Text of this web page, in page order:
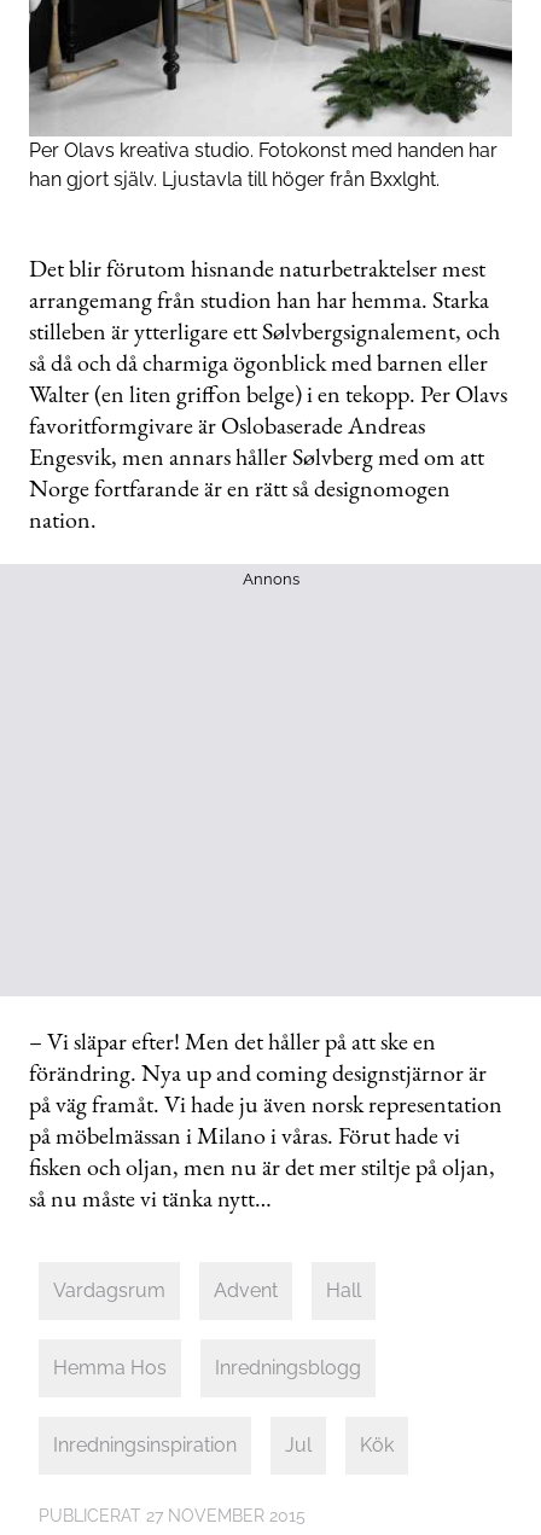
Per Olavs kreativa studio. Fotokonst med handen har
han gjort själv. Ljustavla till höger från Bxxlght.
Det blir förutom hisnande naturbetraktelser mest
arrangemang från studion han har hemma. Starka
stilleben är ytterligare ett Sølvbergsignalement, och
så då och då charmiga ögonblick med barnen eller
Walter (en liten griffon belge) i en tekopp. Per Olavs
favoritformgivare är Oslobaserade Andreas
Engesvik, men annars håller Sølvberg med om att
Norge fortfarande är en rätt så designomogen
nation.
Annons
– Vi släpar efter! Men det håller på att ske en
förändring. Nya up and coming designstjärnor är
på väg framåt. Vi hade ju även norsk representation
på möbelmässan i Milano i våras. Förut hade vi
fisken och oljan, men nu är det mer stiltje på oljan,
så nu måste vi tänka nytt…
Vardagsrum Advent Hall
Hemma Hos Inredningsblogg
Inredningsinspiration Jul Kök
PUBLICERAT 27 NOVEMBER 2015